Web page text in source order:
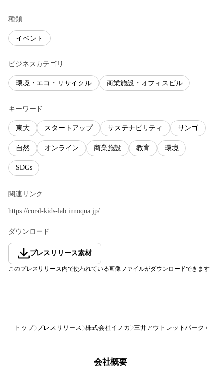
種類
イベント
ビジネスカテゴリ
環境・エコ・リサイクル 商業施設・オフィスビル
キーワード
東大 スタートアップ サステナビリティ サンゴ
自然 オンライン 商業施設 教育 環境
SDGs
関連リンク
https://coral-kids-lab.innoqua.jp/
ダウンロード
プレスリリース素材
このプレスリリース内で使われている画像ファイルがダウンロードできます
トップ プレスリリース 株式会社イノカ 三井アウトレットパーク 横
会社概要